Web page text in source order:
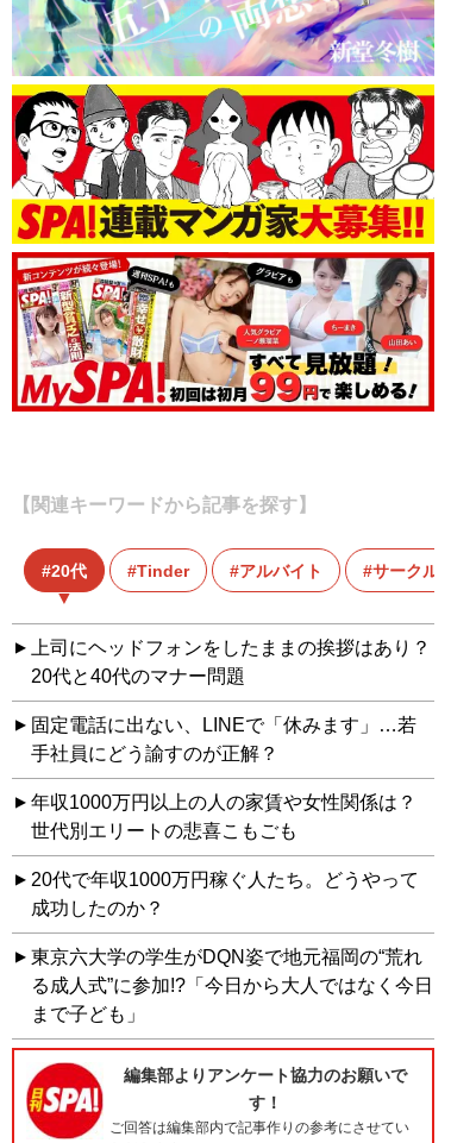
【関連キーワードから記事を探す】
20代 Tinder アルバイト サークル
上司にヘッドフォンをしたままの挨拶はあり？
20代と40代のマナー問題
固定電話に出ない、LINEで「休みます」…若
手社員にどう諭すのが正解？
年収1000万円以上の人の家賃や女性関係は？
世代別エリートの悲喜こもごも
20代で年収1000万円稼ぐ人たち。どうやって
成功したのか？
東京六大学の学生がDQN姿で地元福岡の“荒れ
る成人式”に参加!?「今日から大人ではなく今日
まで子ども」